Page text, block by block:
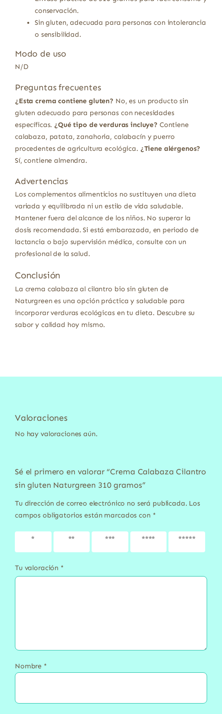
conservación.
Sin gluten, adecuada para personas con intolerancia
o sensibilidad.
Modo de uso
N/D
Preguntas frecuentes
¿Esta crema contiene gluten? No, es un producto sin
gluten adecuado para personas con necesidades
específicas. ¿Qué tipo de verduras incluye? Contiene
calabaza, patata, zanahoria, calabacín y puerro
procedentes de agricultura ecológica. ¿Tiene alérgenos?
Sí, contiene almendra.
Advertencias
Los complementos alimenticios no sustituyen una dieta
variada y equilibrada ni un estilo de vida saludable.
Mantener fuera del alcance de los niños. No superar la
dosis recomendada. Si está embarazada, en periodo de
lactancia o bajo supervisión médica, consulte con un
profesional de la salud.
Conclusión
La crema calabaza al cilantro bio sin gluten de
Naturgreen es una opción práctica y saludable para
incorporar verduras ecológicas en tu dieta. Descubre su
sabor y calidad hoy mismo.
Valoraciones
No hay valoraciones aún.
Sé el primero en valorar “Crema Calabaza Cilantro
sin gluten Naturgreen 310 gramos”
Tu dirección de correo electrónico no será publicada. Los
campos obligatorios están marcados con *
1 de 5
2 de 5
3 de 5
4 de 5
5 de 5
Tu valoración *
Nombre *